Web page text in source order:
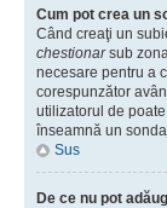
Cum pot crea un
Când creaţi un
chestionarsub
necesare pentru a
corespunzător
utilizatorul de
înseamnă un
Sus
De ce nu pot